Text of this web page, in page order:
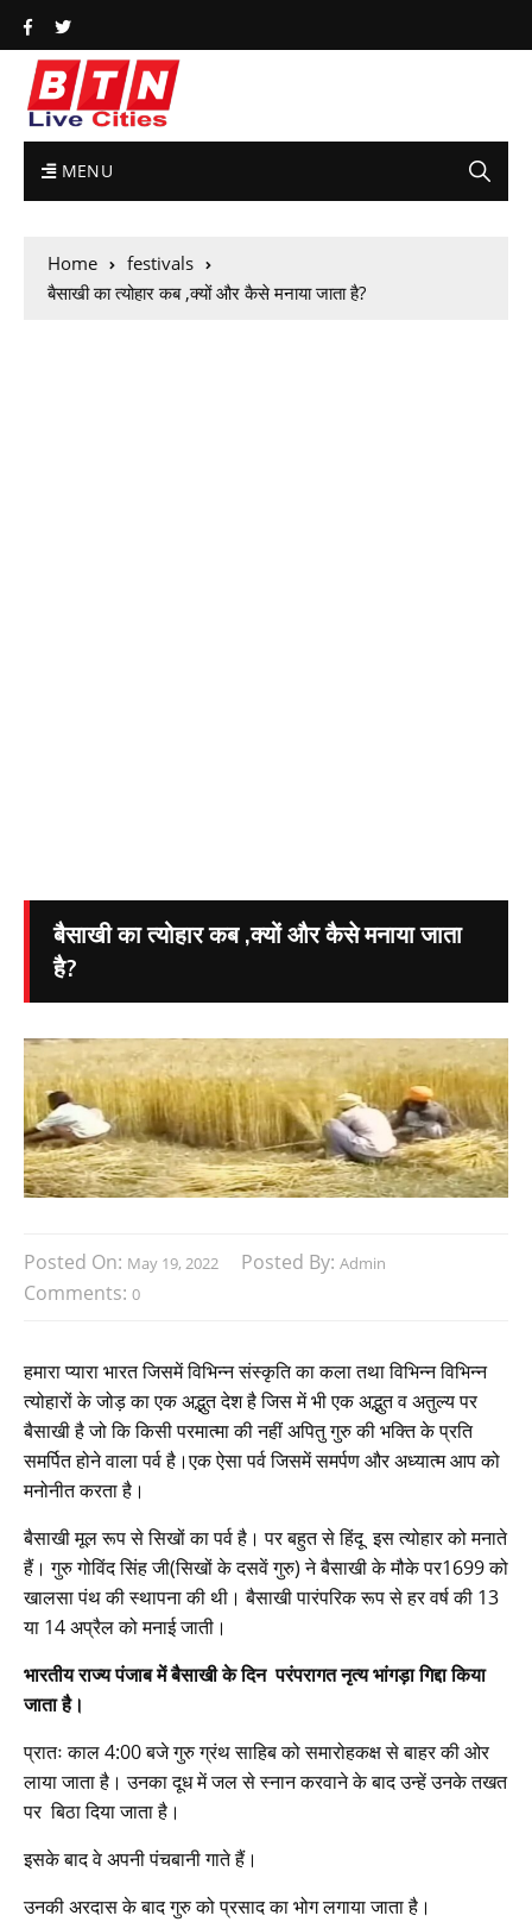
MENU
Home
festivals
बैसाखी का त्योहार कब ,क्यों और कैसे मनाया जाता है?
बैसाखी का त्योहार कब ,क्यों और कैसे मनाया जाता
है?
Posted On: May 19, 2022 Posted By: Admin
Comments: 0
हमारा प्यारा भारत जिसमें विभिन्न संस्कृति का कला तथा विभिन्न विभिन्न
त्योहारों के जोड़ का एक अद्भुत देश है जिस में भी एक अद्भुत व अतुल्य पर
बैसाखी है जो कि किसी परमात्मा की नहीं अपितु गुरु की भक्ति के प्रति
समर्पित होने वाला पर्व है।एक ऐसा पर्व जिसमें समर्पण और अध्यात्म आप को
मनोनीत करता है।
बैसाखी मूल रूप से सिखों का पर्व है। पर बहुत से हिंदू इस त्योहार को मनाते
हैं। गुरु गोविंद सिंह जी(सिखों के दसवें गुरु) ने बैसाखी के मौके पर1699 को
खालसा पंथ की स्थापना की थी। बैसाखी पारंपरिक रूप से हर वर्ष की 13
या 14 अप्रैल को मनाई जाती।
भारतीय राज्य पंजाब में बैसाखी के दिन परंपरागत नृत्य भांगड़ा गिद्दा किया
जाता है।
प्रातः काल 4:00 बजे गुरु ग्रंथ साहिब को समारोहकक्ष से बाहर की ओर
लाया जाता है। उनका दूध में जल से स्नान करवाने के बाद उन्हें उनके तखत
पर बिठा दिया जाता है।
इसके बाद वे अपनी पंचबानी गाते हैं।
उनकी अरदास के बाद गुरु को प्रसाद का भोग लगाया जाता है।